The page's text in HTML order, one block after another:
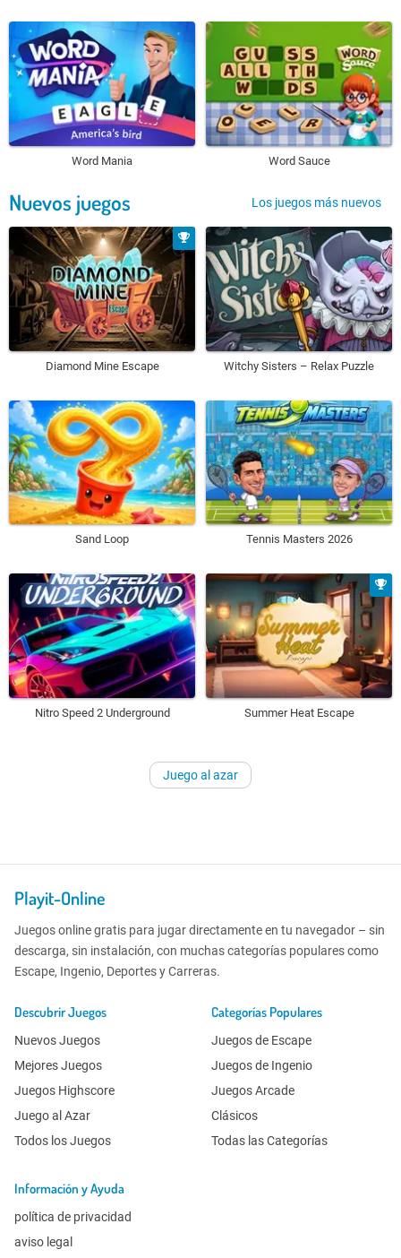
Word Mania Word Sauce
Nuevos juegos Los juegos más nuevos
Diamond Mine Escape Witchy Sisters – Relax Puzzle
Sand Loop Tennis Masters 2026
Nitro Speed 2 Underground Summer Heat Escape
Juego al azar
Playit-Online
Juegos online gratis para jugar directamente en tu navegador – sin
descarga, sin instalación, con muchas categorías populares como
Escape, Ingenio, Deportes y Carreras.
Descubrir Juegos
Nuevos Juegos
Mejores Juegos
Juegos Highscore
Juego al Azar
Todos los Juegos
Categorías Populares
Juegos de Escape
Juegos de Ingenio
Juegos Arcade
Clásicos
Todas las Categorías
Información y Ayuda
política de privacidad
aviso legal